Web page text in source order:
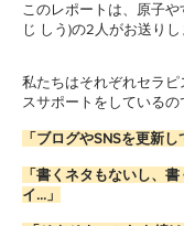
このレポートは、原子や
じ しう)の2人がお送りし
私たちはそれぞれセラ
スサポートをしているの
「ブログやSNSを更新し
「書くネタもないし、
イ...」